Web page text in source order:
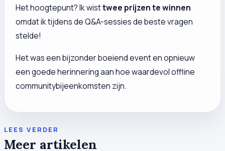
Het hoogtepunt? Ik wisttwee prijzen te winnen
omdat ik tijdens de Q&A-sessies de beste vragen
stelde!
Het was een bijzonder boeiend event en opnieuw
een goede herinnering aan hoe waardevol offline
communitybijeenkomsten zijn.
LEES VERDER
Meer artikelen